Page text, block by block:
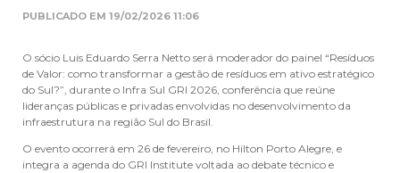
RESPONSABILIDADE SOCIAL
PUBLICADO EM 19/02/2026 11:06
O sócio Luis Eduardo Serra Netto será moderador do painel “Resíduos
de Valor: como transformar a gestão de resíduos em ativo estratégico
do Sul?”, durante o Infra Sul GRI 2026, conferência que reúne
lideranças públicas e privadas envolvidas no desenvolvimento da
infraestrutura na região Sul do Brasil.
O evento ocorrerá em 26 de fevereiro, no Hilton Porto Alegre, e
integra a agenda do GRI Institute voltada ao debate técnico e